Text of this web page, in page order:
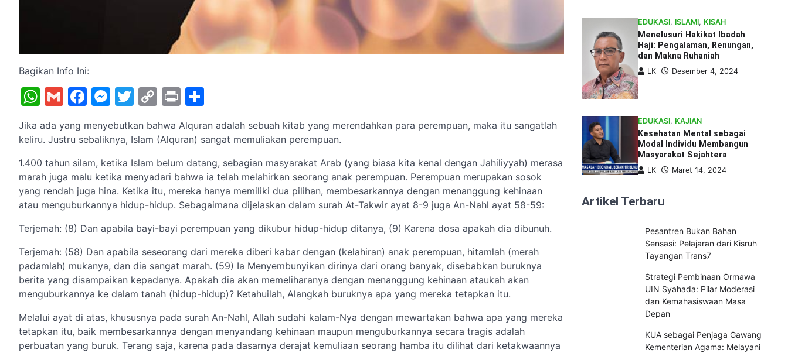
Bagikan Info Ini:
WhatsApp
GmailFacebook
Messenger
Twitter
Copy
Print
Jika ada yang menyebutkan bahwa Alquran adalah sebuah kitab yang merendahkan para perempuan, maka itu sangatlah
keliru. Justru sebaliknya, Islam (Alquran) sangat memuliakan perempuan.
1.400 tahun silam, ketika Islam belum datang, sebagian masyarakat Arab (yang biasa kita kenal dengan Jahiliyyah) merasa
marah juga malu ketika menyadari bahwa ia telah melahirkan seorang anak perempuan. Perempuan merupakan sosok
yang rendah juga hina. Ketika itu, mereka hanya memiliki dua pilihan, membesarkannya dengan menanggung kehinaan
atau menguburkannya hidup-hidup. Sebagaimana dijelaskan dalam surah At-Takwir ayat 8-9 juga An-Nahl ayat 58-59:
Terjemah: (8) Dan apabila bayi-bayi perempuan yang dikubur hidup-hidup ditanya, (9) Karena dosa apakah dia dibunuh.
Terjemah: (58) Dan apabila seseorang dari mereka diberi kabar dengan (kelahiran) anak perempuan, hitamlah (merah
padamlah) mukanya, dan dia sangat marah. (59) Ia Menyembunyikan dirinya dari orang banyak, disebabkan buruknya
berita yang disampaikan kepadanya. Apakah dia akan memeliharanya dengan menanggung kehinaan ataukah akan
menguburkannya ke dalam tanah (hidup-hidup)? Ketahuilah, Alangkah buruknya apa yang mereka tetapkan itu.
Melalui ayat di atas, khususnya pada surah An-Nahl, Allah sudahi kalam-Nya dengan mewartakan bahwa apa yang mereka
tetapkan itu, baik membesarkannya dengan menyandang kehinaan maupun menguburkannya secara tragis adalah
perbuatan yang buruk. Terang saja, karena pada dasarnya derajat kemuliaan seorang hamba itu dilihat dari ketakwaannya
EDUKASI, ISLAMI, KISAH
Menelusuri Hakikat Ibadah
Haji: Pengalaman, Renungan,
dan Makna Ruhaniah
LK Desember 4, 2024
EDUKASI, KAJIAN
Kesehatan Mental sebagai
Modal Individu Membangun
Masyarakat Sejahtera
LK Maret 14, 2024
Artikel Terbaru
Pesantren Bukan Bahan
Sensasi: Pelajaran dari Kisruh
Tayangan Trans7
Strategi Pembinaan Ormawa
UIN Syahada: Pilar Moderasi
dan Kemahasiswaan Masa
Depan
KUA sebagai Penjaga Gawang
Kementerian Agama: Melayani